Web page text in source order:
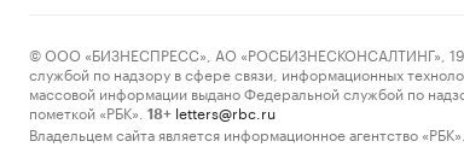
© ООО «БИЗНЕСПРЕСС», АО «РОСБИЗНЕСКОНСАЛТИНГ»,
службой по надзору в сфере связи, информационных
массовой информации выдано Федеральной службой по
пометкой «РБК».
18+ letters@rbc.ru
Владельцем сайта является информационное агентство «РБК».